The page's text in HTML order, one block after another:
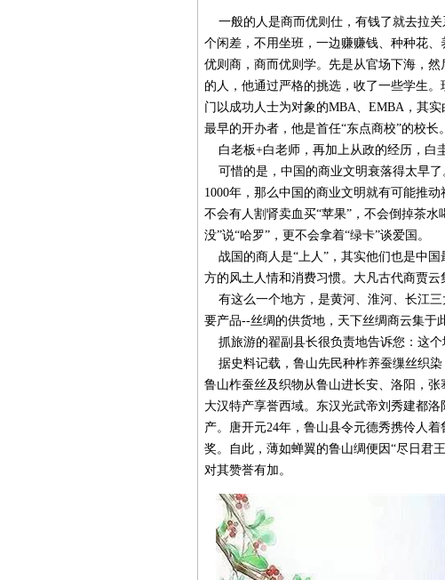
一般的人是商而优则仕，有钱了就去拉
个闲差，不用坐班，一边赚赚钱、种种花
优则商，商而优则学。先是从官场下海，
的人，他通过严格的挑选，收了一些学生
门以成功人士为对象的MBA、EMBA，其
最早的开办者，他是首任“东点商校”的校长。
白老板+白老师，再加上从政的经历，白
可惜的是，中国的商业文明衰落得太早
1000年，那么中国的商业文明就有可能推
不会有人割肾卖血买“苹果”，不会倒掉茶水
没”说“哈罗”，更不会拿着“绿卡”谈爱国。
战国的商人是“上人”，其实他们也是中国
方的风土人情和消费习惯。大凡古代商贾云
有这么一个地方，是黄河、淮河、长江三
要产品--丝绸的供货地，天下丝绸商云集于
抓旅游的翟副县长很负责地告诉您：这个
据史料记载，鲁山先民种柞养蚕缫丝织染
鲁山柞蚕丝及织物从鲁山进长安、洛阳，
大汉特产享誉西域。东汉光武帝刘秀建都
产。唐开元24年，鲁山县令元德秀携伶人
奖。自此，薄如蝉翼的鲁山绸便因“尽日君
对其赞誉有加。